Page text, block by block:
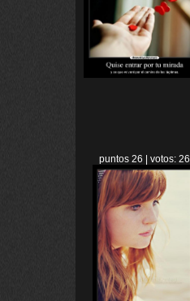
puntos 26 | votos: 26